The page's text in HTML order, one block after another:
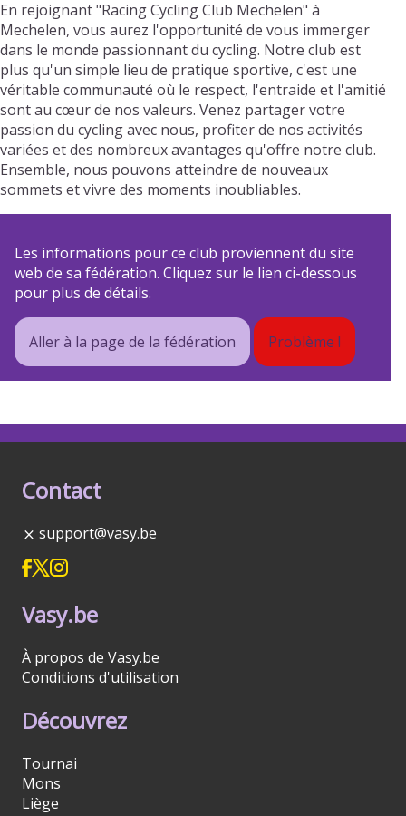
En rejoignant "Racing Cycling Club Mechelen" à
Mechelen, vous aurez l'opportunité de vous immerger
dans le monde passionnant du cycling. Notre club est
plus qu'un simple lieu de pratique sportive, c'est une
véritable communauté où le respect, l'entraide et l'amitié
sont au cœur de nos valeurs. Venez partager votre
passion du cycling avec nous, profiter de nos activités
variées et des nombreux avantages qu'offre notre club.
Ensemble, nous pouvons atteindre de nouveaux
sommets et vivre des moments inoubliables.
Les informations pour ce club proviennent du site
web de sa fédération. Cliquez sur le lien ci-dessous
pour plus de détails.
Aller à la page de la fédération Problème !
Contact
support@vasy.be
Vasy.be
À propos de Vasy.be
Conditions d'utilisation
Découvrez
Tournai
Mons
Liège